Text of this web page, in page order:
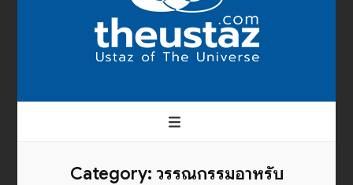
Category: วรรณกรรมอาหรับ